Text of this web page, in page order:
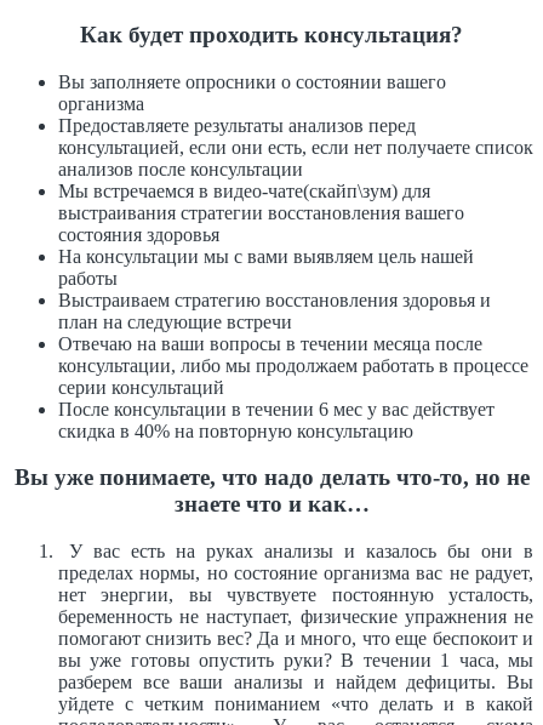
Как будет проходить консультация?
Вы заполняете опросники о состоянии вашего
организма
Предоставляете результаты анализов перед
консультацией, если они есть, если нет получаете список
анализов после консультации
Мы встречаемся в видео-чате(скайп\зум) для
выстраивания стратегии восстановления вашего
состояния здоровья
На консультации мы с вами выявляем цель нашей
работы
Выстраиваем стратегию восстановления здоровья и
план на следующие встречи
Отвечаю на ваши вопросы в течении месяца после
консультации, либо мы продолжаем работать в процессе
серии консультаций
После консультации в течении 6 мес у вас действует
скидка в 40% на повторную консультацию
Вы уже понимаете, что надо делать что-то, но не
знаете что и как…
У вас есть на руках анализы и казалось бы они в
пределах нормы, но состояние организма вас не радует,
нет энергии, вы чувствуете постоянную усталость,
беременность не наступает, физические упражнения не
помогают снизить вес? Да и много, что еще беспокоит и
вы уже готовы опустить руки?В течении 1 часа, мы
разберем все ваши анализы и найдем дефициты. Вы
уйдете с четким пониманием «что делать и в какой